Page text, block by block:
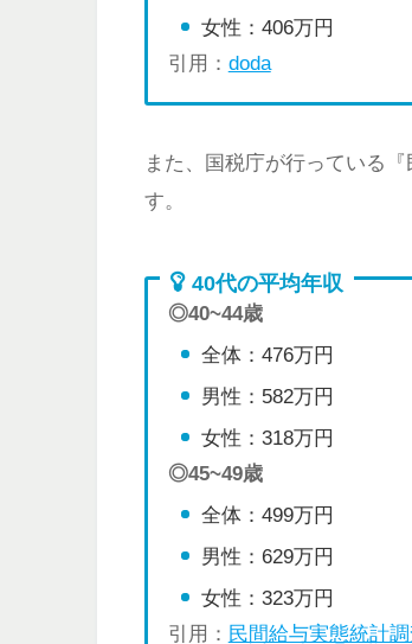
女性：406万円
引用： doda
また、国税庁が行っている
す。
40代の平均年収
◎40~44歳
全体：476万円
男性：582万円
女性：318万円
◎45~49歳
全体：499万円
男性：629万円
女性：323万円
引用： 民間給与実態統計